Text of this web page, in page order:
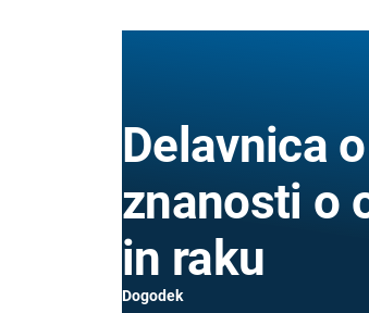
Delavnica
znanosti o
in raku
Dogodek